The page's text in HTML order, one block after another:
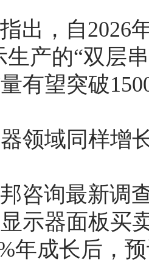
出，自2026
产的“双层
有望突破
领域同样增
邦咨询最新调
示器面板买
年成长后，